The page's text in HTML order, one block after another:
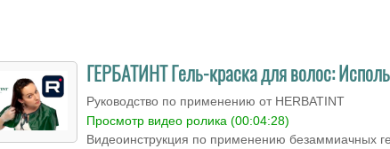
ГЕРБАТИНТ Гель-краска для волос:
Руководство по применению от HERBATINT
Просмотр видео ролика (00:04:28)
Видеоинструкция по применению безаммиачных